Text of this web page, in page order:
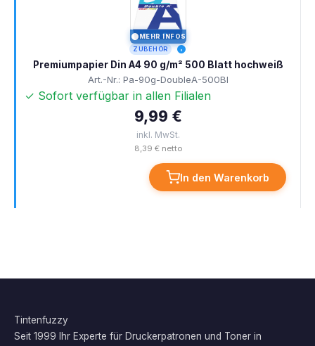
MEHR INFOS
ZUBEHÖR
Premiumpapier Din A4 90 g/m² 500 Blatt hochweiß
Art.-Nr.: Pa-90g-DoubleA-500Bl
✓ Sofort verfügbar in allen Filialen
9,99 €
inkl. MwSt.
8,39 € netto
In den Warenkorb
Tintenfuzzy
Seit 1999 Ihr Experte für Druckerpatronen und Toner in